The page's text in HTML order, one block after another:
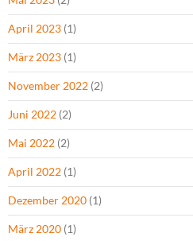
April 2023 (1)
März 2023 (1)
November 2022 (2)
Juni 2022 (2)
Mai 2022 (2)
April 2022 (1)
Dezember 2020 (1)
März 2020 (1)